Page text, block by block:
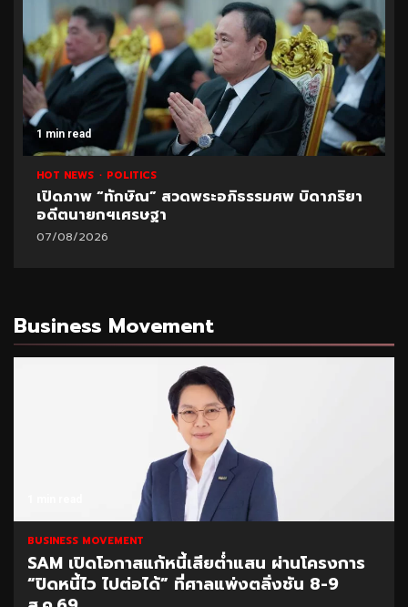
1 min read
HOT NEWS POLITICS
เปิดภาพ “ทักษิณ” สวดพระอภิธรรมศพ บิดาภริยา
อดีตนายกฯเศรษฐา
07/08/2026
Business Movement
MOVEMENT
เปิดโอกาสแก้หนี้เสียต่ำแสน ผ่านโครงการ
ดหนี้ไว ไปต่อได้” ที่ศาลแพ่งตลิ่งชัน 8-9